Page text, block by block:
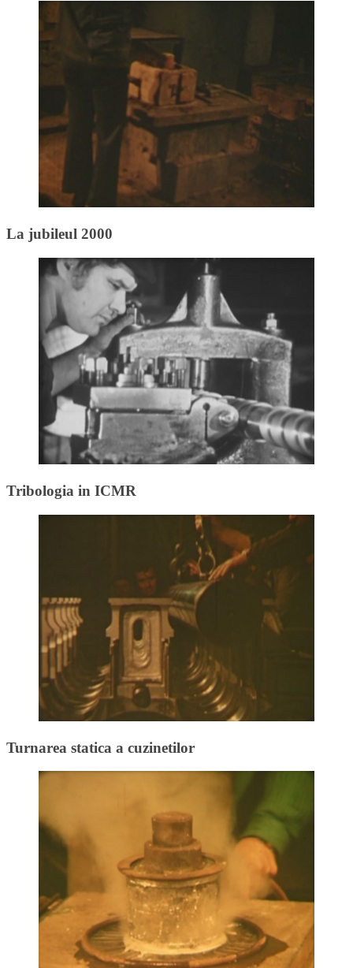
La jubileul 2000
Tribologia in ICMR
Turnarea statica a cuzinetilor